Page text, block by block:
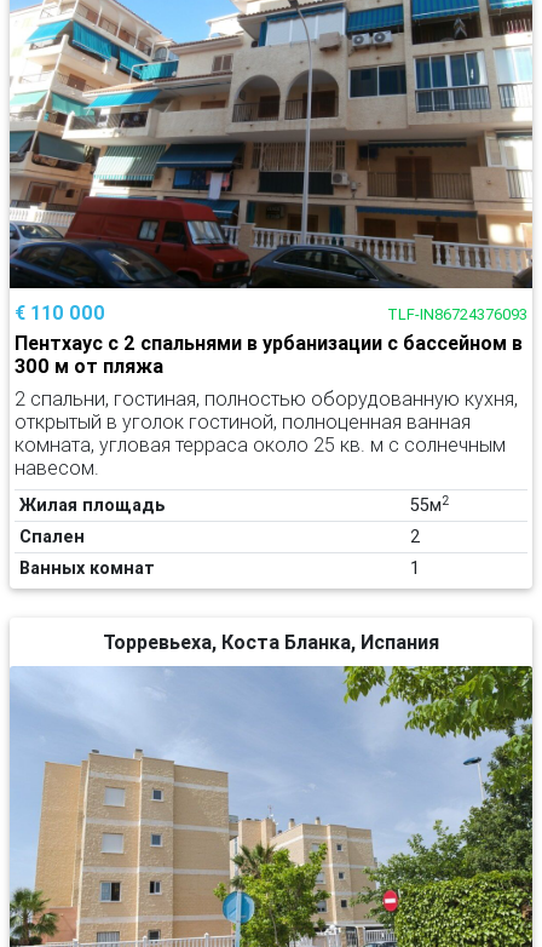
€ 110 000 TLF-IN86724376093
Пентхаус с 2 спальнями в урбанизации с бассейном в
300 м от пляжа
2 спальни, гостиная, полностью оборудованную кухня,
открытый в уголок гостиной, полноценная ванная
комната, угловая терраса около 25 кв. м с солнечным
навесом.
Жилая площадь 55м2
Спален
2
Ванных комнат
1
Торревьеха, Коста Бланка, Испания